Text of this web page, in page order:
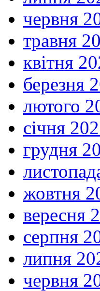
червня
травня
квітня
березня
лютого
січня
грудня
жовтня
вересня
серпня
липня
червня